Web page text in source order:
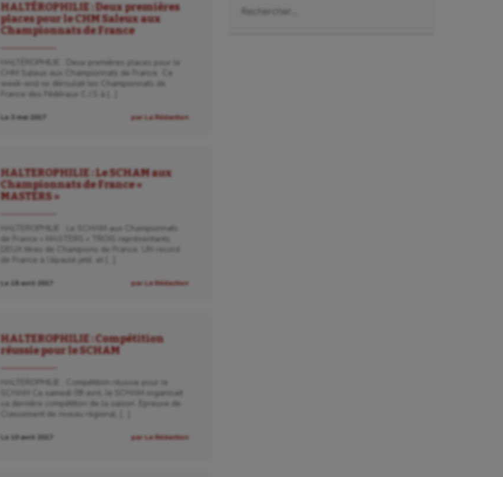
HALTÉROPHILIE : Deux premières
places pour le CHM Saleux aux
Championnats de France
HALTÉROPHILIE : Deux premières places pour le
CHM Saleux aux Championnats de France Ce
week-end se déroulait les Championnats de
France des Fédéraux C.J.S à […]
Le 3 mai 2017 par La Rédaction
HALTEROPHILIE : Le SCHAM aux
Championnats de France «
MASTERS »
HALTEROPHILIE : Le SCHAM aux Championnats
de France « MASTERS » TROIS représentants,
DEUX titres de Champions de France, UN record
de France à l’épaulé jeté, et […]
Le 18 avril 2017 par La Rédaction
HALTEROPHILIE : Compétition
réussie pour le SCHAM
HALTEROPHILIE : Compétition réussie pour le
SCHAM Ce samedi 08 avril, le SCHAM organisait
sa dernière compétition de la saison. Epreuve de
Classement de niveau régional, […]
Le 10 avril 2017 par La Rédaction